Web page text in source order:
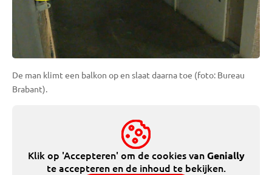
De man klimt een balkon op en slaat daarna toe (foto: Bureau
Brabant).
Klik op 'Accepteren' om de cookies vanGenially
te accepteren en de inhoud te bekijken.